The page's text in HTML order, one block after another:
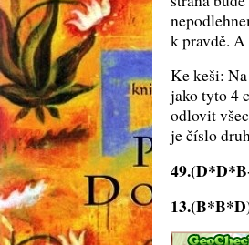
k pravdě.
Ke keši:
jako tyto 4
odlovit
je číslo